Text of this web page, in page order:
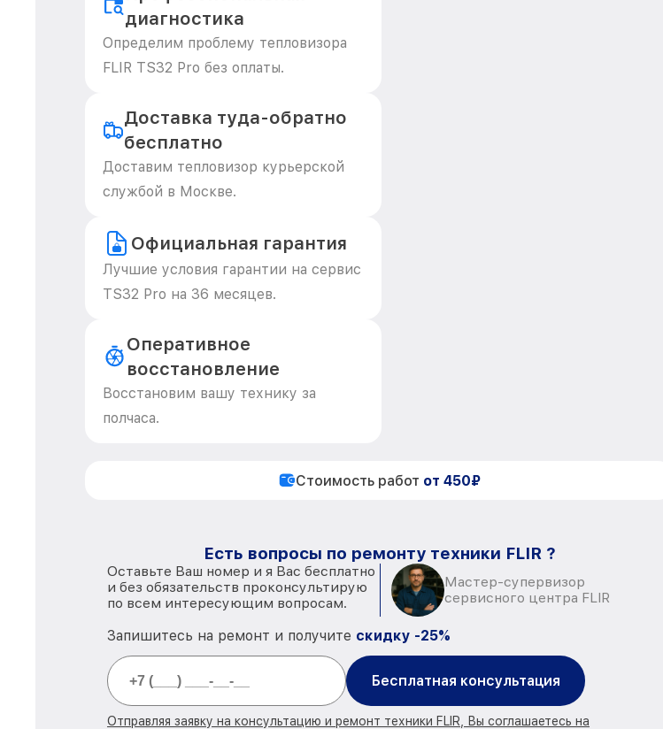
диагностика
Определим проблему тепловизора
FLIR TS32 Pro без оплаты.
Доставка туда-обратно
бесплатно
Доставим тепловизор курьерской
службой в Москве.
Официальная гарантия
Лучшие условия гарантии на сервис
TS32 Pro на 36 месяцев.
Оперативное
восстановление
Восстановим вашу технику за
полчаса.
Стоимость работ от 450₽
Есть вопросы по ремонту техники FLIR ?
Оставьте Ваш номер и я Вас бесплатно
и без обязательств проконсультирую
по всем интересующим вопросам.
Мастер-супервизор
сервисного центра FLIR
Запишитесь на ремонт и получите скидку -25%
Бесплатная консультация
Отправляя заявку на консультацию и ремонт техники FLIR, Вы соглашаетесь на